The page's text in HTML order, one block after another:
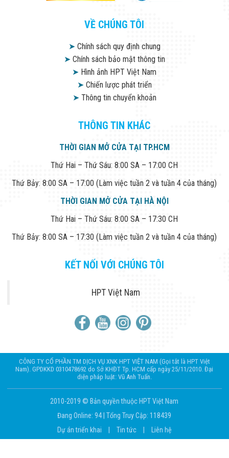
VỀ CHÚNG TÔI
➤Chính sách quy định chung
➤Chính sách bảo mật thông tin
➤ Hình ảnh HPT Việt Nam
➤Chiến lược phát triển
➤Thông tin chuyển khoản
THÔNG TIN KHÁC
THỜI GIAN MỞ CỬA TẠI TP.HCM
Thứ Hai – Thứ Sáu: 8:00 SA – 17:00 CH
Thứ Bảy: 8:00 SA – 17:00 (Làm việc tuần 2 và tuần 4 của tháng)
THỜI GIAN MỞ CỬA TẠI HÀ NỘI
Thứ Hai – Thứ Sáu: 8:00 SA – 17:30 CH
Thứ Bảy: 8:00 SA – 17:30 (Làm việc tuần 2 và tuần 4 của tháng)
KẾT NỐI VỚI CHÚNG TÔI
HPT Việt Nam
CÔNG TY CỔ PHẦN TM DỊCH VỤ XNK HPT VIỆT NAM (Gọi tắt là HPT Việt
Nam). GPDKKD 0310478692 do Sở KHĐT Tp. HCM cấp ngày 25/11/2010. Đại
diện pháp luật: Vũ Anh Tuấn.
2010-2019 © Bản quyền thuộc HPT Việt Nam
Đang Online: 94 |Tổng Truy Cập: 118439
Dự án triển khai
Tin tức Liên hệ